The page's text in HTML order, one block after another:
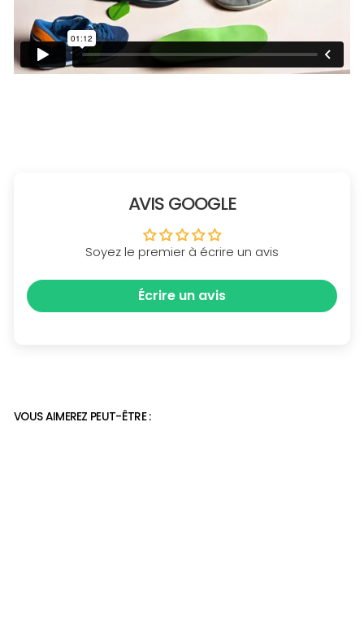
AVIS GOOGLE
Soyez le premier à écrire un avis
Écrire un avis
VOUS AIMEREZ PEUT-ÊTRE :